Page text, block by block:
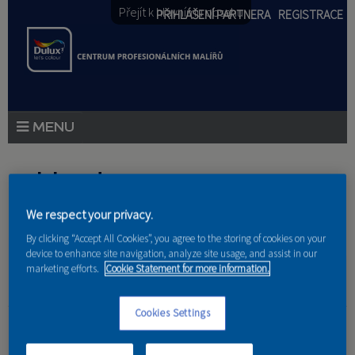
Přejít k hlavnímu obsahu
PŘIHLÁŠENÍ PARTNERA REGISTRACE
PORADENSTVÍ
AKCE A NOVINKY
PARTNEŘI
Jste zde
Domů»Partneri
dl-design
We respect your privacy.
By clicking “Accept All Cookies”, you agree to the storing of cookies on your
device to enhance site navigation, analyze site usage, and assist in our
marketing efforts. Cookie Statement for more information.
Cookies Settings